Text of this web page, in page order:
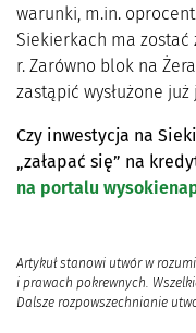
warunki, m.in.
Siekierkach ma zostać
r. Zarówno blok na
zastąpić wysłużone
Czy inwestycja na
„załapać się” na
na portalu
Artykuł stanowi utwór w
i prawach pokrewnych.
Dalsze rozpowszechnianie